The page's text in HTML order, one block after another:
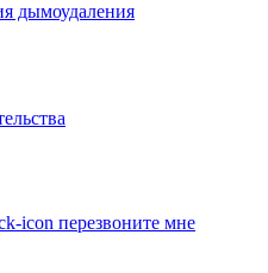
дымоудаления
перезвоните мне